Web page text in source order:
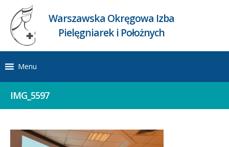
Warszawska Okręgowa Izba
Pielęgniarek i Położnych
Menu
IMG_5597